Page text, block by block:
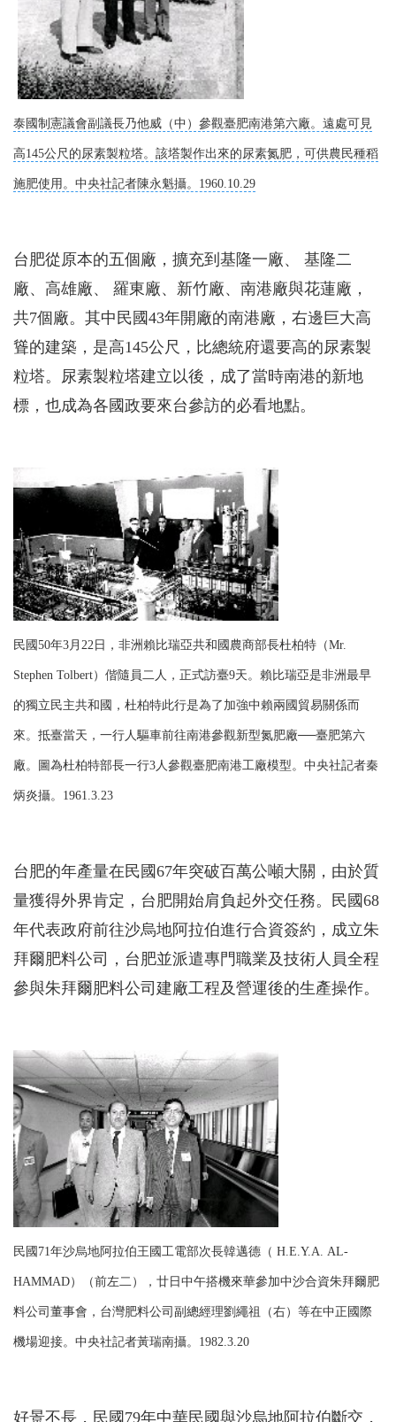
泰國制憲議會副議長乃他威（中）參觀臺肥南港第六廠。遠處可見
高145公尺的尿素製粒塔。該塔製作出來的尿素氮肥，可供農民種稻
施肥使用。中央社記者陳永魁攝。1960.10.29
台肥從原本的五個廠，擴充到基隆一廠、 基隆二
廠、高雄廠、 羅東廠、新竹廠、南港廠與花蓮廠，
共7個廠。其中民國43年開廠的南港廠，右邊巨大高
聳的建築，是高145公尺，比總統府還要高的尿素製
粒塔。尿素製粒塔建立以後，成了當時南港的新地
標，也成為各國政要來台參訪的必看地點。
民國50年3月22日，非洲賴比瑞亞共和國農商部長杜柏特（Mr.
Stephen Tolbert）偕隨員二人，正式訪臺9天。賴比瑞亞是非洲最早
的獨立民主共和國，杜柏特此行是為了加強中賴兩國貿易關係而
來。抵臺當天，一行人驅車前往南港參觀新型氮肥廠──臺肥第六
廠。圖為杜柏特部長一行3人參觀臺肥南港工廠模型。中央社記者秦
炳炎攝。1961.3.23
台肥的年產量在民國67年突破百萬公噸大關，由於質
量獲得外界肯定，台肥開始肩負起外交任務。民國68
年代表政府前往沙烏地阿拉伯進行合資簽約，成立朱
拜爾肥料公司，台肥並派遣專門職業及技術人員全程
參與朱拜爾肥料公司建廠工程及營運後的生產操作。
民國71年沙烏地阿拉伯王國工電部次長韓邁德（ H.E.Y.A. AL-
HAMMAD）（前左二），廿日中午搭機來華參加中沙合資朱拜爾肥
料公司董事會，台灣肥料公司副總經理劉繩祖（右）等在中正國際
機場迎接。中央社記者黃瑞南攝。1982.3.20
好景不長，民國79年中華民國與沙烏地阿拉伯斷交，